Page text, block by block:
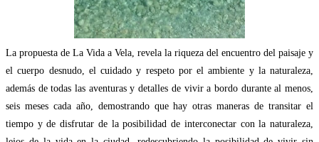
La propuesta de La Vida a Vela, revela la riqueza del encuentro del paisaje y
el cuerpo desnudo, el cuidado y respeto por el ambiente y la naturaleza,
además de todas las aventuras y detalles de vivir a bordo durante al menos,
seis meses cada año, demostrando que hay otras maneras de transitar el
tiempo y de disfrutar de la posibilidad de interconectar con la naturaleza,